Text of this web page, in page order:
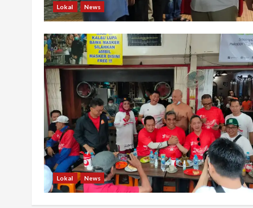
Lokal News
Lokal News